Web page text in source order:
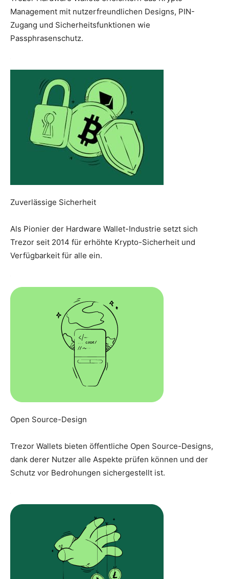
Management mit nutzerfreundlichen Designs, PIN-
Zugang und Sicherheitsfunktionen wie
Passphrasenschutz.
Zuverlässige Sicherheit
Als Pionier der Hardware Wallet-Industrie setzt sich
Trezor seit 2014 für erhöhte Krypto-Sicherheit und
Verfügbarkeit für alle ein.
Open Source-Design
Trezor Wallets bieten öffentliche Open Source-Designs,
dank derer Nutzer alle Aspekte prüfen können und der
Schutz vor Bedrohungen sichergestellt ist.